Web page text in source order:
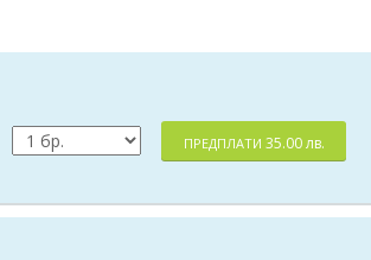
ПРЕДПЛАТИ 35.00 лв.